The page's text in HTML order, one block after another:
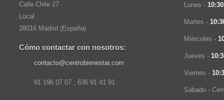
Calle Chile 27
Local
28016 Madrid (España)
Cómo contactar con nosotros:
contacto@centrobienestar.com
91 196 07 07 ; 636 91 41 91
Lunes -
Martes -
Miércoles -
Jueves -
Viernes -
Sábado -